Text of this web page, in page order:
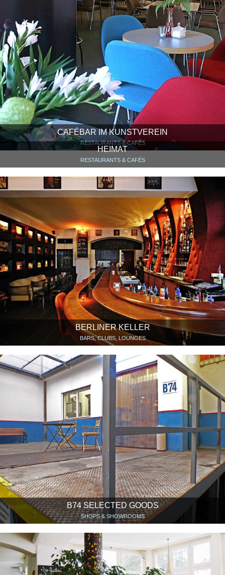
CAFÉBAR IM KUNSTVEREIN
RESTAURANTS & CAFÉS
HEIMAT
RESTAURANTS & CAFÉS
BERLINER KELLER
BARS, CLUBS, LOUNGES
B74 SELECTED GOODS
SHOPS & SHOWROOMS